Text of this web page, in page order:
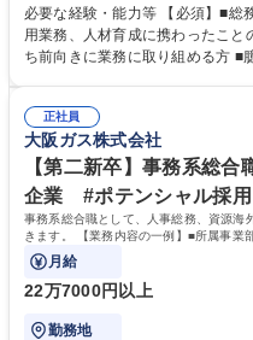
務全般を担当していただきます。 【主な業務内容】 ■採用関係業務および
人材育成(社員研修)業務の推進 ■
投資計画等の策定 ■社内の重要会
務人事】経験者歓迎！/阪急阪神
必要な経験・能力等 【必須】■総
用業務、人材育成に携わったことのある方 【求める人物像
ち前向きに業務に取り組める方 ■
囲のメンバーと協調しつつ主体性
歴・資格 学歴：大学院 大学 高専
正社員
大阪ガス株式会社
【第二新卒】事務系総
企業 #ポテンシャル採用
事務系総合職として、人事総務、資源海
きます。 【業務内容の一例】■所属事業
門の企画スタッフ、ルート営業
月給
22万7000円以上
勤務地